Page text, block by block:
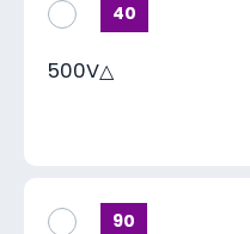
40
500V△
90